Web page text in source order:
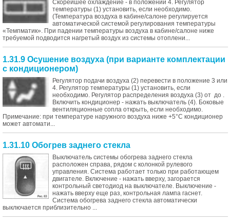
Скорейшее охлаждение - в положении 4. Регулятор
температуры (1) установить, если необходимо.
(Температура воздуха в кабине/салоне регулируется
автоматической системой регулирования температуры
«Темпматик». При падении температуры воздуха в кабине/салоне ниже
требуемой подводится нагретый воздух из системы отоплени...
1.31.9 Осушение воздуха (при варианте комплектации
с кондиционером)
Регулятор подачи воздуха (2) перевести в положение 3 или
4. Регулятор температуры (1) установить, если
необходимо. Регулятор распределения воздуха (3) от до .
Включить кондиционер - нажать выключатель (4). Боковые
вентиляционные сопла открыть, если необходимо.
Примечание: при температуре наружного воздуха ниже +5°С кондиционер
может автомати...
1.31.10 Обогрев заднего стекла
Выключатель системы обогрева заднего стекла
расположен справа, рядом с колонкой рулевого
управления. Система работает только при работающем
двигателе. Включение - нажать вверху, загорается
контрольный светодиод на выключателе. Выключение -
нажать вверху еще раз, контрольная лампа гаснет.
Система обогрева заднего стекла автоматически
выключается приблизительно ...